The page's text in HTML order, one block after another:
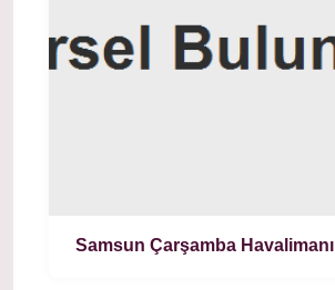
Samsun Çarşamba Havalimanı